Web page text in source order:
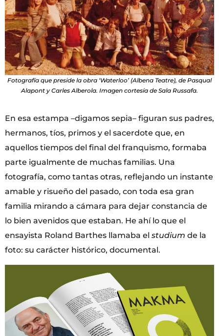
Fotografía que preside la obra ‘Waterloo’ (Albena Teatre), de Pasqual
Alapont y Carles Alberola. Imagen cortesía de Sala Russafa.
En esa estampa –digamos sepia– figuran sus padres,
hermanos, tíos, primos y el sacerdote que, en
aquellos tiempos del final del franquismo, formaba
parte igualmente de muchas familias. Una
fotografía, como tantas otras, reflejando un instante
amable y risueño del pasado, con toda esa gran
familia mirando a cámara para dejar constancia de
lo bien avenidos que estaban. He ahí lo que el
ensayista Roland Barthes llamaba el studium de la
foto: su carácter histórico, documental.